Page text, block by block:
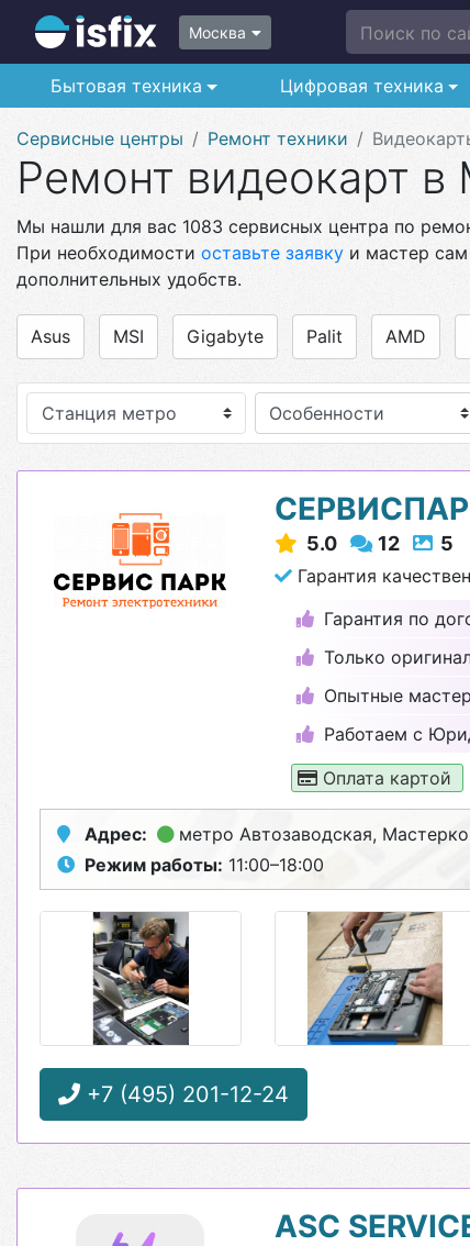
Москва Поиск по
Бытовая техника Цифровая техника
Сервисные центры Ремонт техники
Ремонт видеокарт в
Мы нашли для вас 1083 сервисных центра по
При необходимости оставьте заявку и мастер
дополнительных удобств.
Asus MSI Gigabyte Palit AMD
Станция метро Особенности
5.0 12 5
Гарантия
Гарантия по
Только
Опытные
Работаем с
Оплата картой
Адрес: метро Автозаводская,
Режим работы: 11:00–18:00
+7 (495) 201-12-24
ASC